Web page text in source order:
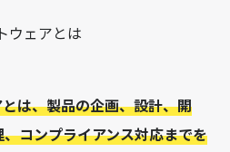
は、製品の企画、設計、開
コンプライアンス対応までを